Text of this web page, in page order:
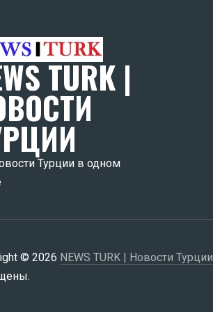
TURK |
Турции в одном
© 2026 NEWS TURK | Новости Турции